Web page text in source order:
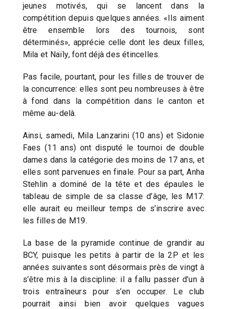
jeunes motivés, qui se lancent dans la
compétition depuis quelques années. «Ils aiment
être ensemble lors des tournois, sont
déterminés», apprécie celle dont les deux filles,
Mila et Naïly, font déjà des étincelles.
Pas facile, pourtant, pour les filles de trouver de
la concurrence: elles sont peu nombreuses à être
à fond dans la compétition dans le canton et
même au-delà.
Ainsi, samedi, Mila Lanzarini (10 ans) et Sidonie
Faes (11 ans) ont disputé le tournoi de double
dames dans la catégorie des moins de 17 ans, et
elles sont parvenues en finale. Pour sa part, Anha
Stehlin a dominé de la tête et des épaules le
tableau de simple de sa classe d’âge, les M17:
elle aurait eu meilleur temps de s’inscrire avec
les filles de M19.
La base de la pyramide continue de grandir au
BCY, puisque les petits à partir de la 2P et les
années suivantes sont désormais près de vingt à
s’être mis à la discipline: il a fallu passer d’un à
trois entraîneurs pour s’en occuper. Le club
pourrait ainsi bien avoir quelques vagues